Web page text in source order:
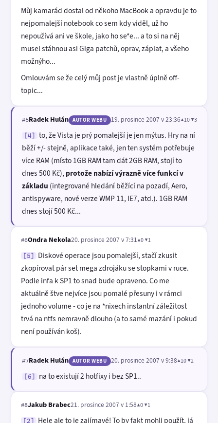
Můj kamarád dostal od někoho MacBook a opravdu je to
nejpomalejší notebook co sem kdy viděl, už ho
nepoužívá ani ve škole, jako ho se*e... a to si na něj
musel stáhnou asi Giga patchů, oprav, záplat, a všeho
možnýho...
Omlouvám se že celý můj post je vlastně úplně off-
topic...
#5Radek Hulán AUTOR WEBU 19. prosince 2007 v 23:36▲10 ▼3
[4]
to, že Vista je prý pomalejší je jen mýtus. Hry na ní
běží +/- stejně, aplikace také, jen ten systém potřebuje
více RAM (místo 1GB RAM tam dát 2GB RAM, stojí to
dnes 500 Kč), protože nabízí výrazně více funkcí v
základu (integrované hledání běžící na pozadí, Aero,
antispyware, nové verze WMP 11, IE7, atd.). 1GB RAM
dnes stojí 500 Kč...
#6Ondra Nekola20. prosince 2007 v 7:31▲0 ▼1
[5]
Diskové operace jsou pomalejší, stačí zkusit
zkopírovat pár set mega zdrojáku se stopkami v ruce.
Podle infa k SP1 to snad bude opraveno. Co me
aktuálně štve nejvíce jsou pomalé přesuny i v rámci
jednoho volume - co je na *nixech instantní záležitost
trvá na ntfs nemravně dlouho (a to samé mazání i pokud
není používán koš).
#7Radek Hulán AUTOR WEBU 20. prosince 2007 v 9:38▲10 ▼2
[6] na to existují 2 hotfixy i bez SP1..
#8Jakub Brabec21. prosince 2007 v 1:58▲0 ▼1
[2] Hele ale to je zajímavé! To by fakt mohli použít, já